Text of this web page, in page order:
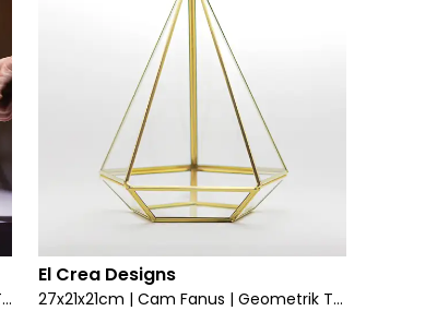
31x22x22cm | Cam Fanus | Geometrik Teraryum | Kapaklı | Çikolata Kutusu | Pirinç & Gold, Bakır, Gümüş, Siyah
El Crea Designs
27x21x21cm | Cam Fanus | Geometrik Teraryum | Çikolata Kutusu | Pirinç & Gold, Bakır, Gümüş, Siyah